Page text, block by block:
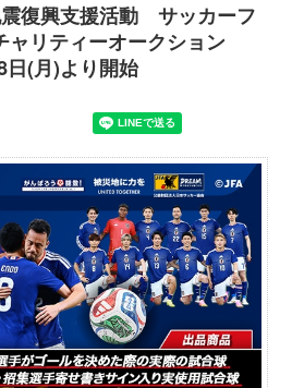
復興支援活動 サッカーフ
ャリティーオークション
日(月)より開始